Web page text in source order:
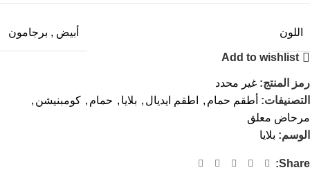
اللون أبيض , برجامون
Add to wishlist
رمز المنتج: غير محدد
التصنيفات: أطقم حمام , اطقم ايديال , بلايا , حمام , كومبنيشن ,
مرحاض معلق
الوسم: بلايا
Share: